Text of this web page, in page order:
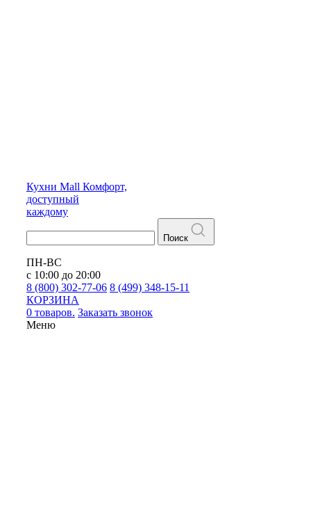
Кухни Mall Комфорт,
доступный
каждому
Поиск
ПН-ВС
с 10:00 до 20:00
8 (800) 302-77-06 8 (499) 348-15-11
КОРЗИНА
0 товаров. Заказать звонок
Меню